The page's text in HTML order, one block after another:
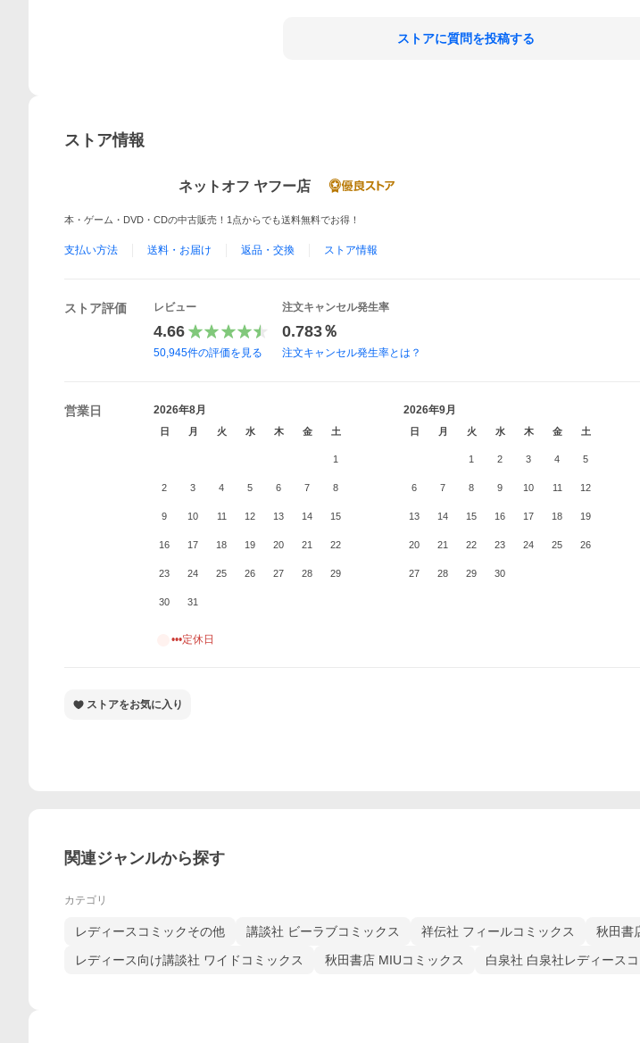
ストアに質問を投稿する
ストア情報
ネットオフ ヤフー店
本・ゲーム・DVD・CDの中古販売！1点からでも送料無料でお得！
支払い方法 送料・お届け 返品・交換 ストア情報
ストア評価 レビュー
4.66
50,945件の評価を見る
注文キャンセル発生率
0.783％
注文キャンセル発生率とは？
営業日 2026年8月
日 月 火 水 木 金 土
1
2 3 4 5 6 7 8
9 10 11 12 13 14 15
16 17 18 19 20 21 22
23 24 25 26 27 28 29
30 31
2026年9月
日 月 火 水 木 金 土
1 2 3 4 5
6 7 8 9 10 11 12
13 14 15 16 17 18 19
20 21 22 23 24 25 26
27 28 29 30
•••定休日
ストアをお気に入り
関連ジャンルから探す
カテゴリ
レディースコミックその他 講談社 ビーラブコミックス 祥伝社 フィールコミックス 秋田書
レディース向け講談社 ワイドコミックス
秋田書店 MIUコミックス 白泉社 白泉社レディース